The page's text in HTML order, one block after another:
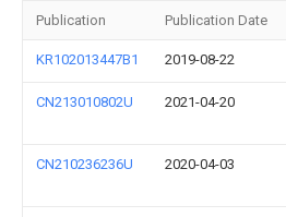
Publication Publication Date
KR102013447B1 2019-08-22
CN213010802U 2021-04-20
CN210236236U 2020-04-03